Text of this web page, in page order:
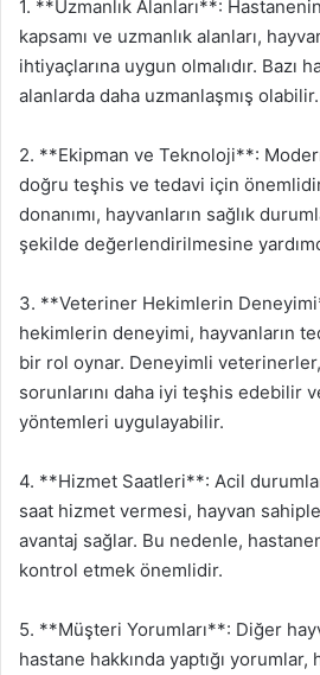
1. **Uzmanlık Alanları**:
kapsamı ve uzmanlık alanları,
ihtiyaçlarına uygun olmalıdır. Bazı
alanlarda daha uzmanlaşmış olabilir.
2. **Ekipman ve Teknoloji**:
doğru teşhis ve tedavi için
donanımı, hayvanların sağlık
şekilde değerlendirilmesine
3. **Veteriner Hekimlerin
hekimlerin deneyimi, hayvanların
bir rol oynar. Deneyimli veterinerler,
sorunlarını daha iyi teşhis edebilir
yöntemleri uygulayabilir.
4. **Hizmet Saatleri**: Acil
saat hizmet vermesi, hayvan
avantaj sağlar. Bu nedenle,
kontrol etmek önemlidir.
5. **Müşteri Yorumları**: Diğer
hastane hakkında yaptığı